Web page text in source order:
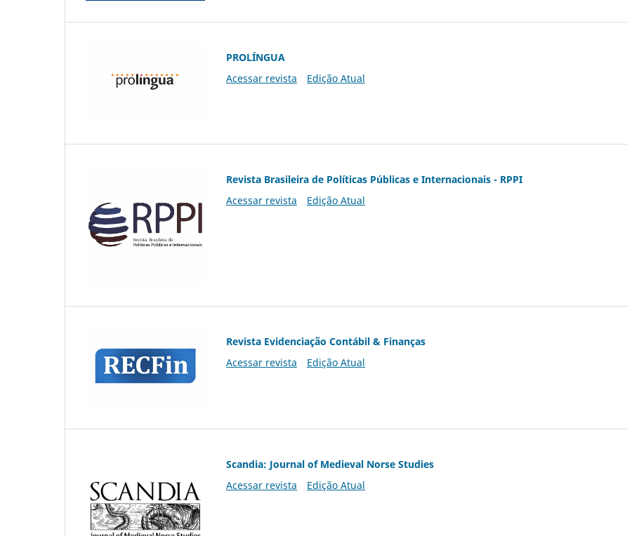
PROLÍNGUA
Acessar revista
Edição Atual
Revista Brasileira de Políticas Públicas e Internacionais - RPPI
Acessar revista
Edição Atual
Revista Evidenciação Contábil & Finanças
Acessar revista
Edição Atual
Scandia: Journal of Medieval Norse Studies
Acessar revista
Edição Atual